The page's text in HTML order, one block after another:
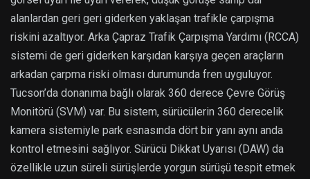
alanlardan geri geri giderken yaklaşan trafikle çarpışma
riskini azaltıyor. Arka Çapraz Trafik Çarpışma Yardımı (RCCA)
sistemi de geri giderken karşıdan karşıya geçen araçların
arkadan çarpma riski olması durumunda fren uyguluyor.
Tucson’da donanıma bağlı olarak 360 derece Çevre Görüş
Monitörü (SVM) var. Bu sistem, sürücülerin 360 derecelik
kamera sistemiyle park esnasında dört bir yanı aynı anda
kontrol etmesini sağlıyor. Sürücü Dikkat Uyarısı (DAW) da
özellikle uzun süreli sürüşlerde yorgun sürüşü tespit etmek